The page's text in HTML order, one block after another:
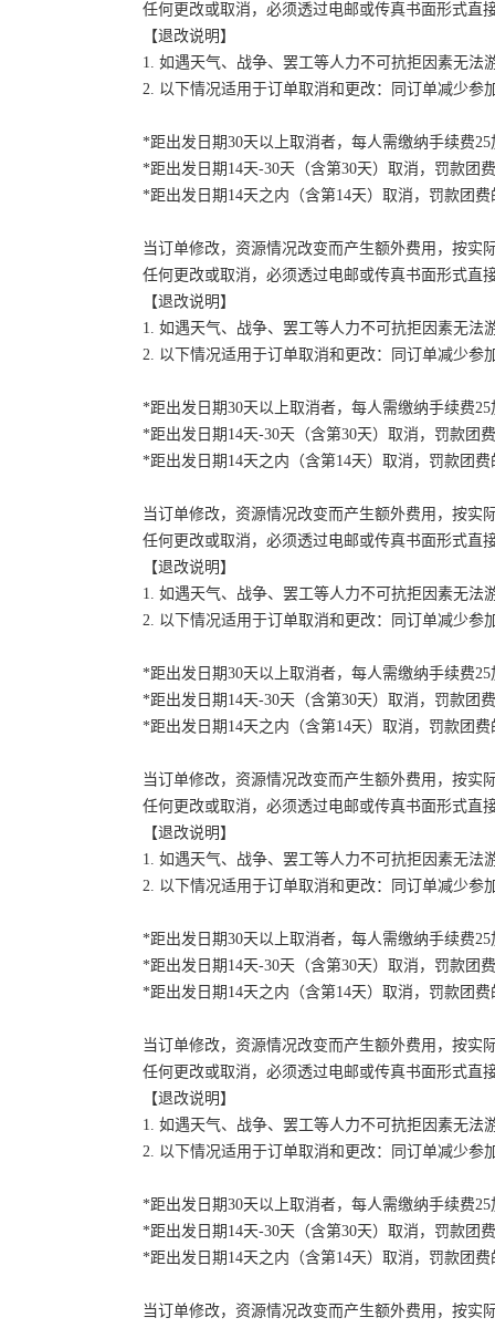
任何更改或取消，必须透过电邮或传真书面形式直
【退改说明】
1. 如遇天气、战争、罢工等人力不可抗拒因素无
2. 以下情况适用于订单取消和更改：同订单减少
*距出发日期30天以上取消者，每人需缴纳手续费
*距出发日期14天-30天（含第30天）取消，罚款团
*距出发日期14天之内（含第14天）取消，罚款团费
当订单修改，资源情况改变而产生额外费用，按实
任何更改或取消，必须透过电邮或传真书面形式直
【退改说明】
1. 如遇天气、战争、罢工等人力不可抗拒因素无
2. 以下情况适用于订单取消和更改：同订单减少
*距出发日期30天以上取消者，每人需缴纳手续费
*距出发日期14天-30天（含第30天）取消，罚款团
*距出发日期14天之内（含第14天）取消，罚款团费
当订单修改，资源情况改变而产生额外费用，按实
任何更改或取消，必须透过电邮或传真书面形式直
【退改说明】
1. 如遇天气、战争、罢工等人力不可抗拒因素无
2. 以下情况适用于订单取消和更改：同订单减少
*距出发日期30天以上取消者，每人需缴纳手续费
*距出发日期14天-30天（含第30天）取消，罚款团
*距出发日期14天之内（含第14天）取消，罚款团费
当订单修改，资源情况改变而产生额外费用，按实
任何更改或取消，必须透过电邮或传真书面形式直
【退改说明】
1. 如遇天气、战争、罢工等人力不可抗拒因素无
2. 以下情况适用于订单取消和更改：同订单减少
*距出发日期30天以上取消者，每人需缴纳手续费
*距出发日期14天-30天（含第30天）取消，罚款团
*距出发日期14天之内（含第14天）取消，罚款团费
当订单修改，资源情况改变而产生额外费用，按实
任何更改或取消，必须透过电邮或传真书面形式直
【退改说明】
1. 如遇天气、战争、罢工等人力不可抗拒因素无
2. 以下情况适用于订单取消和更改：同订单减少
*距出发日期30天以上取消者，每人需缴纳手续费
*距出发日期14天-30天（含第30天）取消，罚款团
*距出发日期14天之内（含第14天）取消，罚款团费
当订单修改，资源情况改变而产生额外费用，按实